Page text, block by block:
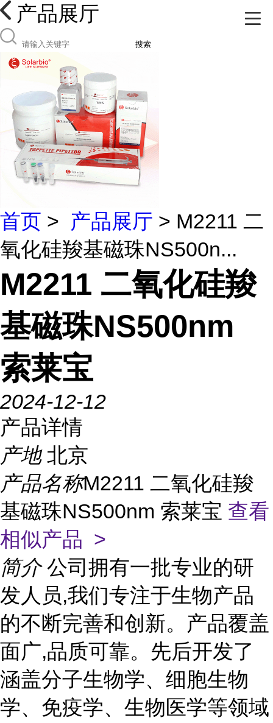
产品展厅
搜索
首页 > 产品展厅 > M2211 二
氧化硅羧基磁珠NS500n...
M2211 二氧化硅羧
基磁珠NS500nm
索莱宝
2024-12-12
产品详情
产地 北京
产品名称M2211 二氧化硅羧
基磁珠NS500nm 索莱宝 查看
相似产品 >
简介 公司拥有一批专业的研
发人员,我们专注于生物产品
的不断完善和创新。产品覆盖
面广,品质可靠。先后开发了
涵盖分子生物学、细胞生物
学、免疫学、生物医学等领域